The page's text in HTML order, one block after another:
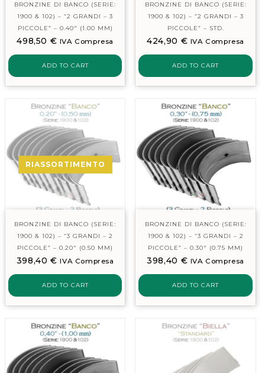
BRONZINE DI BANCO (SERIE:
1900 & 102) – “2 GRANDI – 3
PICCOLE” – 0.40″ (1.00 MM)
498,50 € IVA Compresa
ADD TO CART
BRONZINE DI BANCO (SERIE:
1900 & 102) – “2 GRANDI – 3
PICCOLE” – STD.
424,90 € IVA Compresa
ADD TO CART
RIASSORTIMENTO
BRONZINE DI BANCO (SERIE:
1900 & 102) – “3 GRANDI – 2
PICCOLE” – 0.20″ (0.50 MM)
398,40€ IVA Compresa
ADD TO CART
BRONZINE DI BANCO (SERIE:
1900 & 102) – “3 GRANDI – 2
PICCOLE” – 0.30″ (0.75 MM)
398,40 € IVA Compresa
ADD TO CART